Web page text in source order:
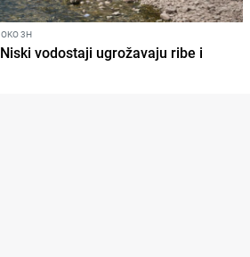
3H
vodostaji ugrožavaju ribe i